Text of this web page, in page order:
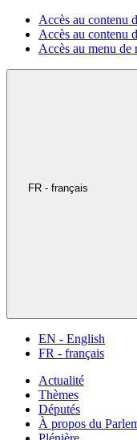
Accès au contenu
Accès au contenu
Accès au menu
FR - français
EN - English
FR - français
Actualité
Thèmes
Députés
À propos du